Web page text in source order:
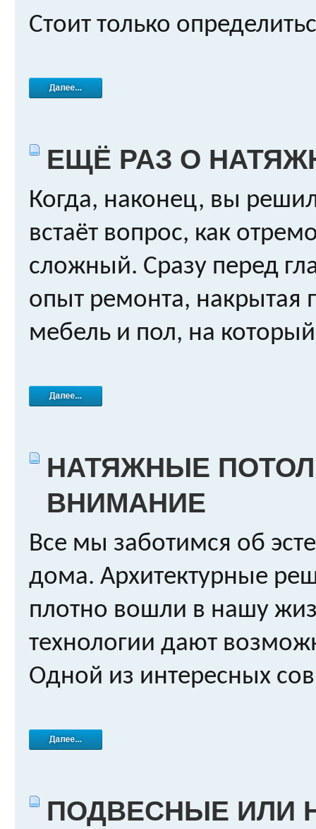
Стоит только
ЕЩЁ РАЗ О
Когда, наконец, вы
встаёт вопрос, как
сложный. Сразу перед
опыт ремонта, накрытая
мебель и пол, на
НАТЯЖНЫЕ
ВНИМАНИЕ
Все мы заботимся об
дома. Архитектурные
плотно вошли в нашу
технологии дают
Одной из интересных
ПОДВЕСНЫЕ ИЛИ